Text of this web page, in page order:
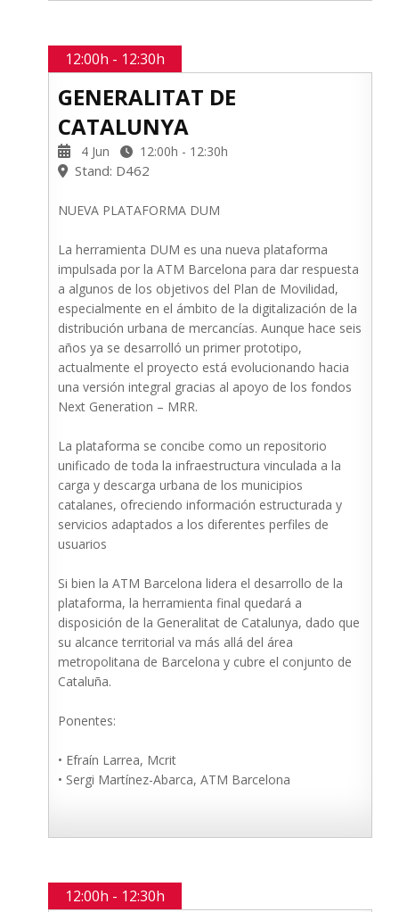
12:00h - 12:30h
GENERALITAT DE
CATALUNYA
4 Jun 12:00h - 12:30h
Stand: D462
NUEVA PLATAFORMA DUM
La herramienta DUM es una nueva plataforma
impulsada por la ATM Barcelona para dar respuesta
a algunos de los objetivos del Plan de Movilidad,
especialmente en el ámbito de la digitalización de la
distribución urbana de mercancías. Aunque hace seis
años ya se desarrolló un primer prototipo,
actualmente el proyecto está evolucionando hacia
una versión integral gracias al apoyo de los fondos
Next Generation – MRR.
La plataforma se concibe como un repositorio
unificado de toda la infraestructura vinculada a la
carga y descarga urbana de los municipios
catalanes, ofreciendo información estructurada y
servicios adaptados a los diferentes perfiles de
usuarios
Si bien la ATM Barcelona lidera el desarrollo de la
plataforma, la herramienta final quedará a
disposición de la Generalitat de Catalunya, dado que
su alcance territorial va más allá del área
metropolitana de Barcelona y cubre el conjunto de
Cataluña.
Ponentes:
• Efraín Larrea, Mcrit
• Sergi Martínez-Abarca, ATM Barcelona
12:00h - 12:30h